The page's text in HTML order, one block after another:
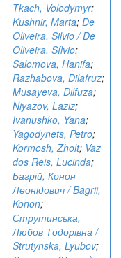
Tkach, Volodymyr;
Kushnir, Marta; De
Oliveira, Silvio / De
Oliveira, Sílvio;
Salomova, Hanifa;
Razhabova, Dilafruz;
Musayeva, Dilfuza;
Niyazov, Laziz;
Ivanushko, Yana;
Yagodynets, Petro;
Kormosh, Zholt; Vaz
dos Reis, Lucinda;
Багрій, Конон
Леонідович / Bagrii,
Konon;
Струтинська,
Любов Тодорівна /
Strutynska, Lyubov;